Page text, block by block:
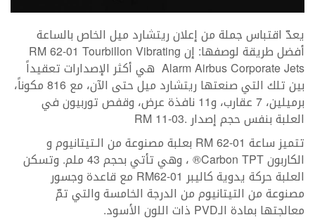
يعدّ اقتباس جملة من إعلان ريتشارد ميل الخاص بالساعة
أفضل طريقة لوصفها: إن RM 62-01 Tourbillon Vibrating
Alarm Airbus Corporate Jets هي أكثر الإصدارات تعقيداً
بين تلك التي صنعتها ريتشارد ميل حتى الآن، مع 816 مكوناً،
برميلين، 7 عقارب، و11 نافذة عرض، وقفص توربيون في
العلبة بنفس حجم إصدار .RM 11-03
تتميز ساعة RM 62-01 بعلبة مصنوعة من الـتيتانيوم و
الكاربون Carbon TPT® ، وهي تأتي بحجم 43 ملم. وتسكن
العلبة حركة يدوية كاليبر RM62-01 مع قاعدة وجسور
مصنوعة من التيتانيوم من الدرجة الخامسة والتي تمّ
معالجتها بمادة الـPVD ذات اللون الأسود.